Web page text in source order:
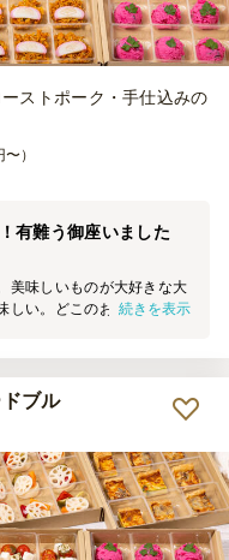
ストポーク・手仕込みの
）
有難う御座いました
美味しいものが大好きな大
しい。どこのお店？』『セ
、キャッシュからクレジ
よく分からず、変更を諦め
続きを表示
ブル